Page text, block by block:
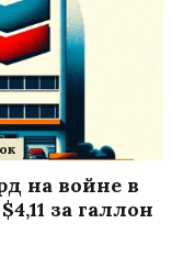
на войне в
за галлон